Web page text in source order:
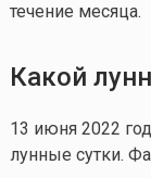
течение месяца.
Какой
13 июня 2022
лунные сутки.